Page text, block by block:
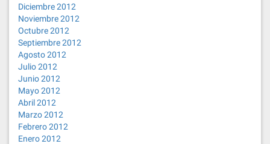
Diciembre 2012
Noviembre 2012
Octubre 2012
Septiembre 2012
Agosto 2012
Julio 2012
Junio 2012
Mayo 2012
Abril 2012
Marzo 2012
Febrero 2012
Enero 2012